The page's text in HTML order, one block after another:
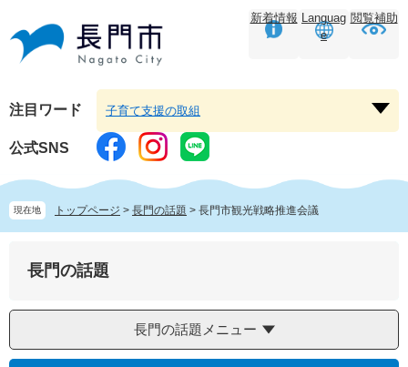
頭
す。
飛
し
本
文
へ
新着情報 Languag
e
閲覧補助
注目ワード
ー
子育て支援の取組
公式SNS
現在地 トップページ > 長門の話題 > 長門市観光戦略推進会議
長門の話題
長門の話題メニュー